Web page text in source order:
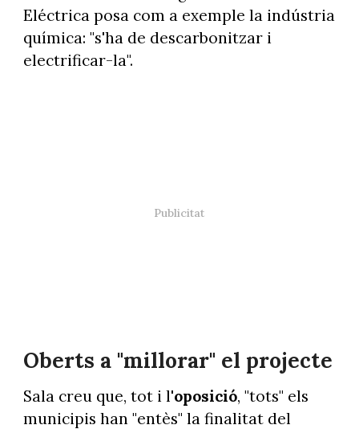
Eléctrica posa com a exemple la indústria
química: "s'ha de descarbonitzar i
electrificar-la".
Oberts a "millorar" el projecte
Sala creu que, tot i l'oposició, "tots" els
municipis han "entès" la finalitat del